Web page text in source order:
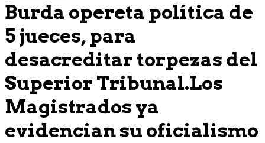
Burda opereta política de
5 jueces, para
desacreditar torpezas del
Superior Tribunal.Los
Magistrados ya
evidencian su oficialismo